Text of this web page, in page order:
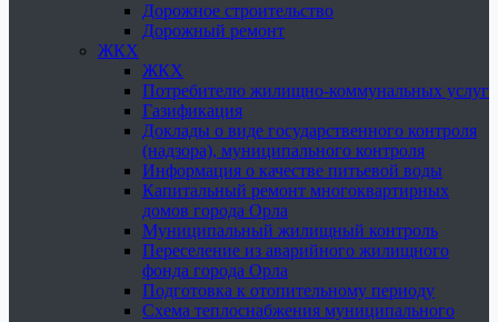
Дорожное строительство
Дорожный ремонт
ЖКХ
ЖКХ
Потребителю жилищно-коммунальных услуг
Газификация
Доклады о виде государственного контроля
(надзора), муниципального контроля
Информация о качестве питьевой воды
Капитальный ремонт многоквартирных
домов города Орла
Муниципальный жилищный контроль
Переселение из аварийного жилищного
фонда города Орла
Подготовка к отопительному периоду
Схема теплоснабжения муниципального